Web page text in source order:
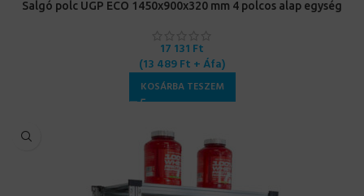
Salgó polc UGP ECO 1450x900x320 mm 4 polcos alap egység
17 131 Ft
(13 489Ft + Áfa)
KOSÁRBA TESZEM